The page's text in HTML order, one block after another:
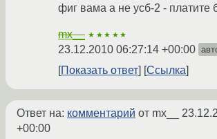
фиг вама а не усб-2 - платите
mx__ ★★★★★
23.12.2010 06:27:14 +00:00
Показать ответ Ссылка
Ответ на: комментарий от mx__
+00:00